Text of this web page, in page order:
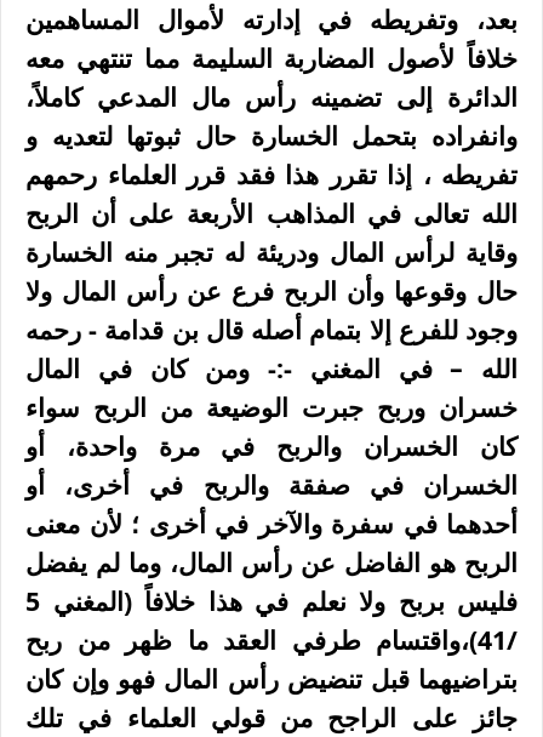
بعد، وتفريطه في إدارته لأموال المساهمين
خلافاً لأصول المضاربة السليمة مما تنتهي معه
الدائرة إلى تضمينه رأس مال المدعي كاملاً،
وانفراده بتحمل الخسارة حال ثبوتها لتعديه و
تفریطه ، إذا تقرر هذا فقد قرر العلماء رحمهم
الله تعالى في المذاهب الأربعة على أن الربح
وقاية لرأس المال ودريئة له تجبر منه الخسارة
حال وقوعها وأن الربح فرع عن رأس المال ولا
وجود للفرع إلا بتمام أصله قال بن قدامة - رحمه
الله – في المغني -:- ومن كان في المال
خسران وربح جبرت الوضيعة من الربح سواء
كان الخسران والربح في مرة واحدة، أو
الخسران في صفقة والربح في أخرى، أو
أحدهما في سفرة والآخر في أخرى ؛ لأن معنى
الربح هو الفاضل عن رأس المال، وما لم يفضل
فليس بربح ولا نعلم في هذا خلافاً (المغني 5
/41)،واقتسام طرفي العقد ما ظهر من ربح
بتراضيهما قبل تنضيض رأس المال فهو وإن كان
جائز على الراجح من قولي العلماء في تلك